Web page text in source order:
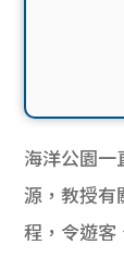
海洋公園一
源，教授有
程，令遊客